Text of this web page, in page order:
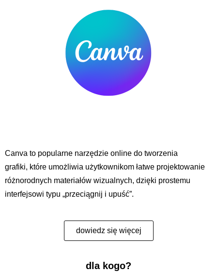
Canva to popularne narzędzie online do tworzenia
grafiki, które umożliwia użytkownikom łatwe projektowanie
różnorodnych materiałów wizualnych, dzięki prostemu
interfejsowi typu „przeciągnij i upuść”.
dowiedz się więcej
dla kogo?